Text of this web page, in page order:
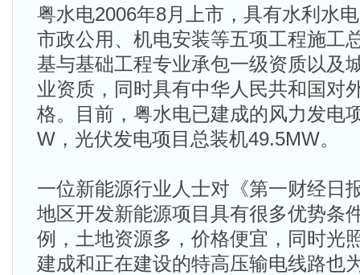
粤水电2006年8月上市，具有水利水
市政公用、机电安装等五项工程施工
基与基础工程专业承包一级资质以及
业资质，同时具有中华人民共和国对
格。目前，粤水电已建成的风力发电
W，光伏发电项目总装机49.5MW。
一位新能源行业人士对《第一财经日
地区开发新能源项目具有很多优势条
例，土地资源多，价格便宜，同时光
建成和正在建设的特高压输电线路也